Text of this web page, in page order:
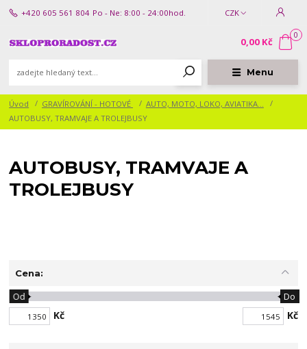
Menu
CZK
+420 605 561 804 Po - Ne: 8:00 - 24:00hod.
0
0,00 Kč
Úvod GRAVÍROVÁNÍ - HOTOVÉ
AUTO, MOTO, LOKO, AVIATIKA...
AUTOBUSY, TRAMVAJE A TROLEJBUSY
AUTOBUSY, TRAMVAJE A
TROLEJBUSY
Cena:
Kč
Od Do
Kč